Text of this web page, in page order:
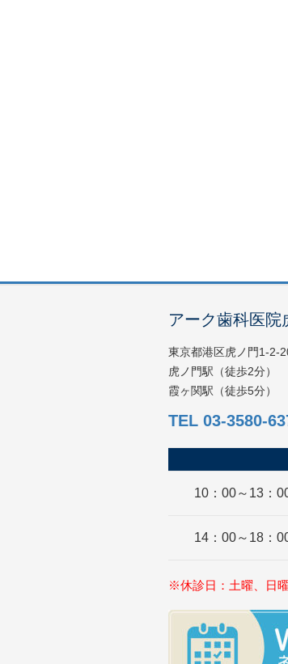
アーク歯科医院
東京都港区虎ノ門1-2-
虎ノ門駅（徒歩2分）
霞ヶ関駅（徒歩5分）
TEL 03-3580-
10：00～13：
14：00～18：
※休診日：土曜、日